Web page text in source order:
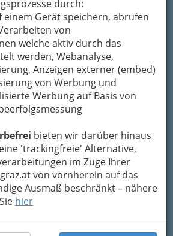
durch:
Gerät speichern, abrufen
von
welche aktiv durch das
werden, Webanalyse,
Anzeigen externer (embed)
von Werbung und
Werbung auf Basis von
bieten wir darüber hinaus
'trackingfreie' Alternative,
im Zuge Ihrer
von vornherein auf das
Ausmaß beschränkt – nähere
hier
30
539